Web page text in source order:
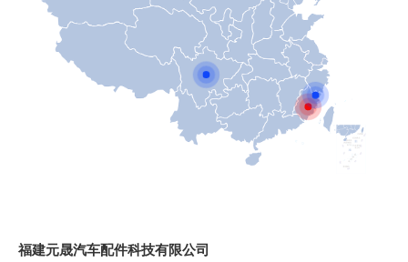
福建元晟汽车配件科技有限公司